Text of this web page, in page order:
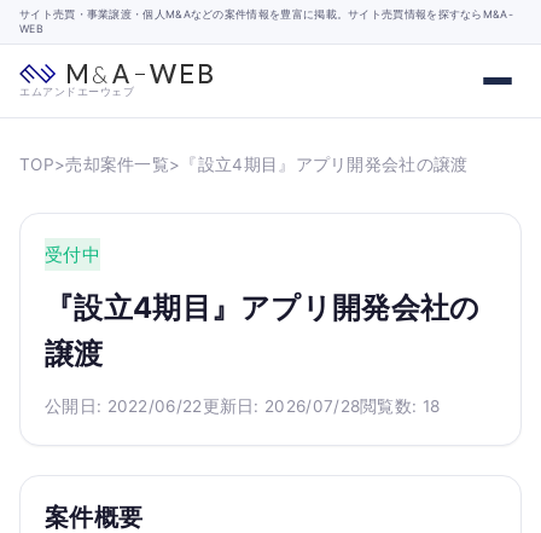
サイト売買・事業譲渡・個人M&Aなどの案件情報を豊富に掲載。サイト売買情報を探すならM&A-
WEB
エムアンドエーウェブ
TOP>売却案件一覧> 『設立4期目』アプリ開発会社の譲渡
受付中
『設立4期目』アプリ開発会社の
譲渡
公開日: 2022/06/22更新日: 2026/07/28閲覧数: 18
案件概要